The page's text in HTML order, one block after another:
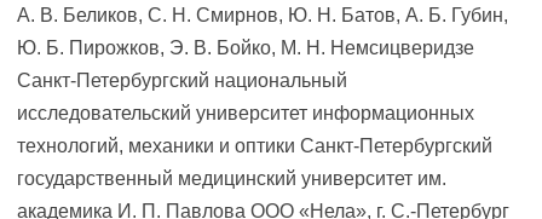
А. В. Беликов, С. Н. Смирнов, Ю. Н. Батов, А. Б. Губин,
Ю. Б. Пирожков, Э. В. Бойко, М. Н. Немсицверидзе
Санкт-Петербургский национальный
исследовательский университет информационных
технологий, механики и оптики Санкт-Петербургский
государственный медицинский университет им.
академика И. П. Павлова ООО «Нела», г. С.-Петербург